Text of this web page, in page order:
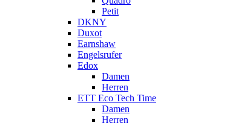
Petit
DKNY
Duxot
Earnshaw
Engelsrufer
Edox
Damen
Herren
ETT Eco Tech Time
Damen
Herren